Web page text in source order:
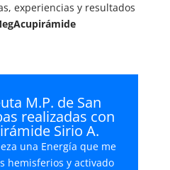
experiencias y resultados
M.P. de San
realizadas con
Sirio A.
una Energía que me
hemisferios y activado